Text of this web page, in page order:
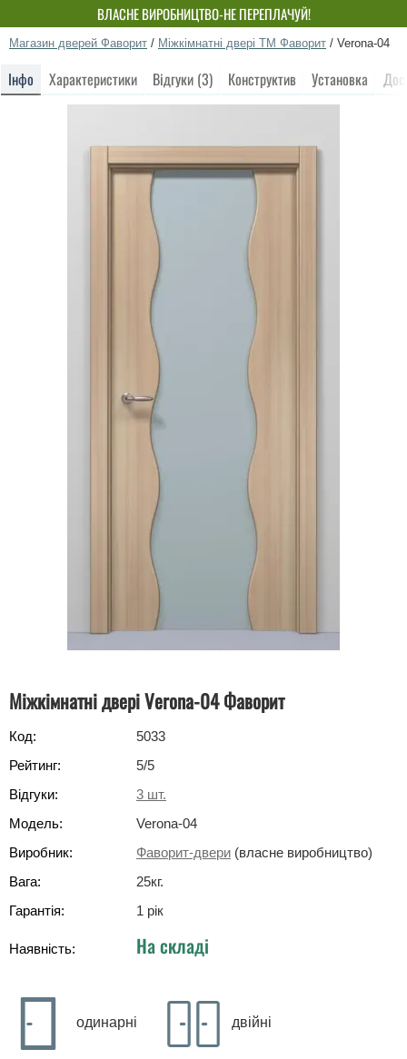
ВЛАСНЕ ВИРОБНИЦТВО-НЕ ПЕРЕПЛАЧУЙ!
Магазин дверей Фаворит / Міжкімнатні двері ТМ Фаворит / Verona-04
Інфо Характеристики Відгуки (3) Конструктив Установка
Міжкімнатні двері Verona-04 Фаворит
Код:
5033
Рейтинг:
5/5
Відгуки:
3 шт.
Модель:
Verona-04
Виробник:
Фаворит-двери (власне виробництво)
Вага:
25кг.
Гарантія:
1 рік
Наявність: На складі
одинарні двійні